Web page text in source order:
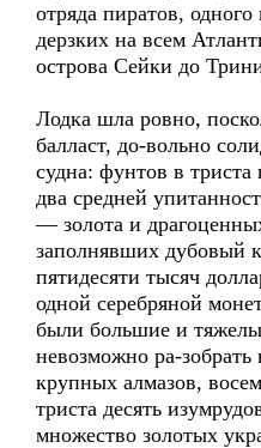
отряда пиратов,
дерзких на всем
острова Сейки до
Лодка шла ровно,
балласт, до-вольно
судна: фунтов в
два средней
— золота и
заполнявших дубовый
пятидесяти тысяч
одной серебряной
были большие и
невозможно ра-зобрать
крупных алмазов,
триста десять
множество золотых